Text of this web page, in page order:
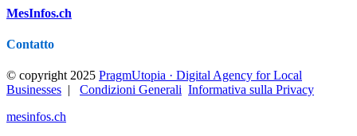
MesInfos.ch
Contatto
© copyright 2025 PragmUtopia · Digital Agency for Local
Businesses | Condizioni Generali Informativa sulla Privacy
mesinfos.ch